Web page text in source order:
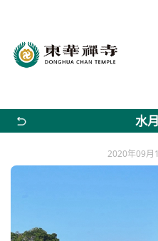
水
2020年09月